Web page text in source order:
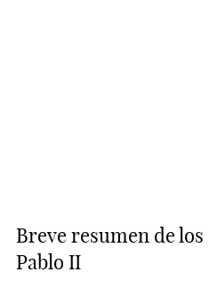
Breve resumen de
Pablo II